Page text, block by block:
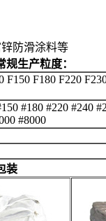
防滑涂料等
生产粒度：
F150 F180 F220
#180 #220 #240
#8000
装